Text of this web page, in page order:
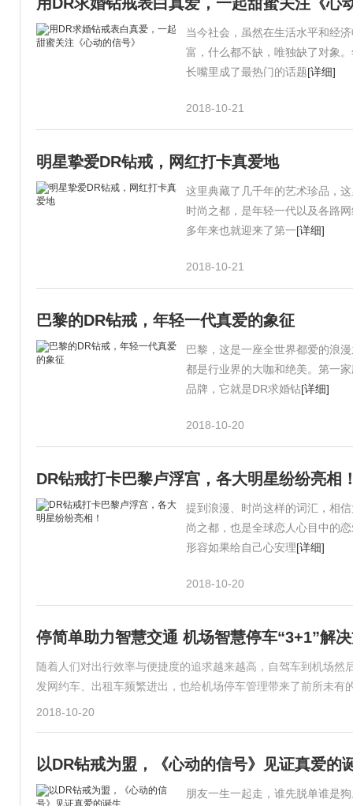
当今社会，虽然在生活水平和经
富，什么都不缺，唯独缺了对象
长嘴里成了最热门的话题[详细]
2018-10-21
明星挚爱DR钻戒，网红打卡真爱地
这里典藏了几千年的艺术珍品，
时尚之都，是年轻一代以及各路
多年来也就迎来了第一[详细]
2018-10-21
巴黎的DR钻戒，年轻一代真爱的象征
巴黎，这是一座全世界都爱的浪
都是行业界的大咖和绝美。第一
品牌，它就是DR求婚钻[详细]
2018-10-20
DR钻戒打卡巴黎卢浮宫，各大明星纷纷亮相
提到浪漫、时尚这样的词汇，相
尚之都，也是全球恋人心目中的
形容如果给自己心安理[详细]
2018-10-20
停简单助力智慧交通 机场智慧停车“3+1”解
随着人们对出行效率与便捷度的追求越来越高，自驾车到机场
发网约车、出租车频繁进出，也给机场停车管理带来了前所未有
2018-10-20
以DR钻戒为盟，《心动的信号》见证真爱的
朋友一生一起走，谁先脱单谁是